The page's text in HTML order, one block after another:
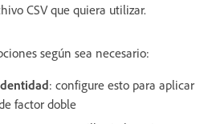
CSV que quiera utilizar.
según sea necesario:
: configure esto para aplicar
factor doble